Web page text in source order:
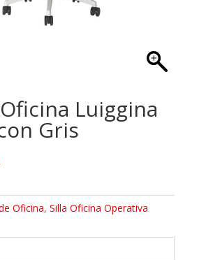
Luiggina
Gris
Oficina, Silla Oficina Operativa